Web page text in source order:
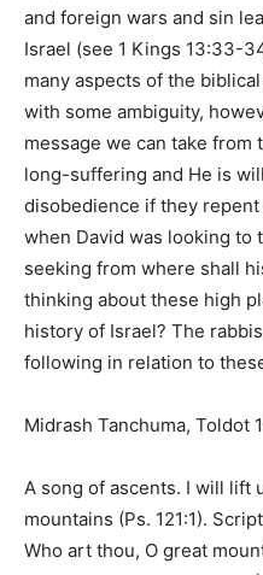
and foreign wars and sin
Israel (see 1 Kings 13:33-
many aspects of the
with some ambiguity,
message we can take from
long-suffering and He is
disobedience if they
when David was looking to
seeking from where shall
thinking about these high
history of Israel? The
following in relation to
Midrash Tanchuma, Toldot
A song of ascents. I will lift
mountains (Ps. 121:1).
Who art thou, O great